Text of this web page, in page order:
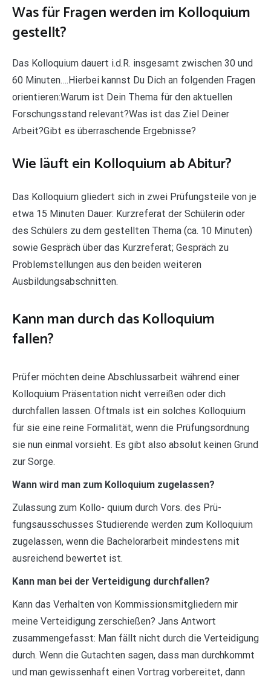
Was für Fragen werden im Kolloquium
gestellt?
Das Kolloquium dauert i.d.R. insgesamt zwischen 30 und
60 Minuten….Hierbei kannst Du Dich an folgenden Fragen
orientieren:Warum ist Dein Thema für den aktuellen
Forschungsstand relevant?Was ist das Ziel Deiner
Arbeit?Gibt es überraschende Ergebnisse?
Wie läuft ein Kolloquium ab Abitur?
Das Kolloquium gliedert sich in zwei Prüfungsteile von je
etwa 15 Minuten Dauer: Kurzreferat der Schülerin oder
des Schülers zu dem gestellten Thema (ca. 10 Minuten)
sowie Gespräch über das Kurzreferat; Gespräch zu
Problemstellungen aus den beiden weiteren
Ausbildungsabschnitten.
Kann man durch das Kolloquium
fallen?
Prüfer möchten deine Abschlussarbeit während einer
Kolloquium Präsentation nicht verreißen oder dich
durchfallen lassen. Oftmals ist ein solches Kolloquium
für sie eine reine Formalität, wenn die Prüfungsordnung
sie nun einmal vorsieht. Es gibt also absolut keinen Grund
zur Sorge.
Wann wird man zum Kolloquium zugelassen?
Zulassung zum Kollo- quium durch Vors. des Prü-
fungsausschusses Studierende werden zum Kolloquium
zugelassen, wenn die Bachelorarbeit mindestens mit
ausreichend bewertet ist.
Kann man bei der Verteidigung durchfallen?
Kann das Verhalten von Kommissionsmitgliedern mir
meine Verteidigung zerschießen? Jans Antwort
zusammengefasst: Man fällt nicht durch die Verteidigung
durch. Wenn die Gutachten sagen, dass man durchkommt
und man gewissenhaft einen Vortrag vorbereitet, dann